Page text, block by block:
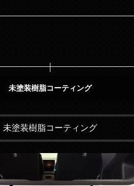
未塗装樹脂コーティング
未塗装樹脂コーティング